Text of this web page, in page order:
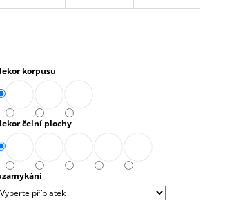
korpusu
čelní plochy